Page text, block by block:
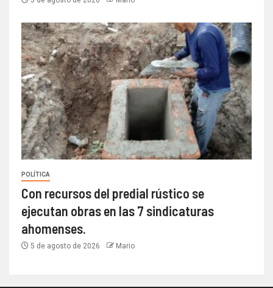
POLÍTICA
Con recursos del predial rústico se
ejecutan obras en las 7 sindicaturas
ahomenses.
5 de agosto de 2026 Mario